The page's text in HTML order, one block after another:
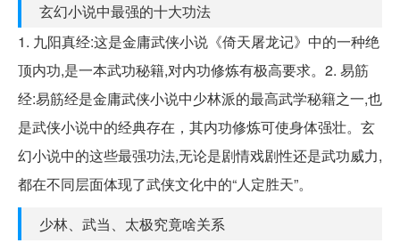
玄幻小说中最强的十大功法
1. 九阳真经:这是金庸武侠小说《倚天屠龙记》中的一种绝
顶内功,是一本武功秘籍,对内功修炼有极高要求。2. 易筋
经:易筋经是金庸武侠小说中少林派的最高武学秘籍之一,也
是武侠小说中的经典存在，其内功修炼可使身体强壮。玄
幻小说中的这些最强功法,无论是剧情戏剧性还是武功威力,
都在不同层面体现了武侠文化中的“人定胜天”。
少林、武当、太极究竟啥关系